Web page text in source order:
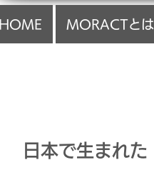
HOME MORACTとは
​日本で生まれた